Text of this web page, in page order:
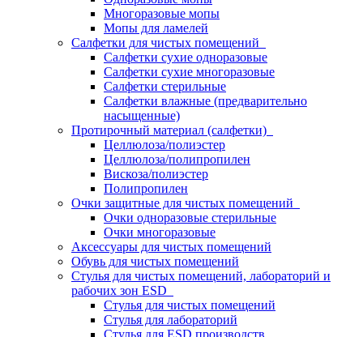
Многоразовые мопы
Мопы для ламелей
Салфетки для чистых помещений
Салфетки сухие одноразовые
Салфетки сухие многоразовые
Салфетки стерильные
Салфетки влажные (предварительно
насыщенные)
Протирочный материал (салфетки)
Целлюлоза/полиэстер
Целлюлоза/полипропилен
Вискоза/полиэстер
Полипропилен
Очки защитные для чистых помещений
Очки одноразовые стерильные
Очки многоразовые
Аксессуары для чистых помещений
Обувь для чистых помещений
Стулья для чистых помещений, лабораторий и
рабочих зон ESD
Стулья для чистых помещений
Стулья для лабораторий